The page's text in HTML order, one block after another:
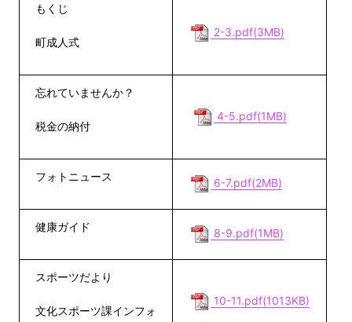
もくじ
町成人式
2-3.pdf(3MB)
忘れていませんか？
税金の納付
4-5.pdf(1MB)
フォトニュース 6-7.pdf(2MB)
健康ガイド 8-9.pdf(1MB)
スポーツだより
文化スポーツ課インフォ
10-11.pdf(1013KB)